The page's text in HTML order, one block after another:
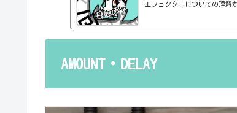
エフェクターについての理解
くいですよね。ということで
AMOUNT・DELAY